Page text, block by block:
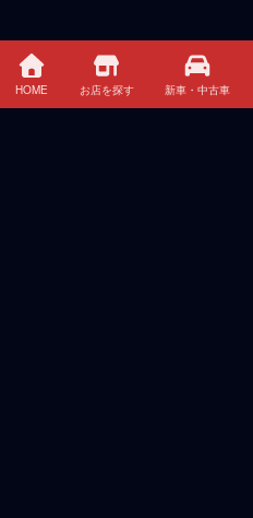
HOME お店を探す 新車・中古車